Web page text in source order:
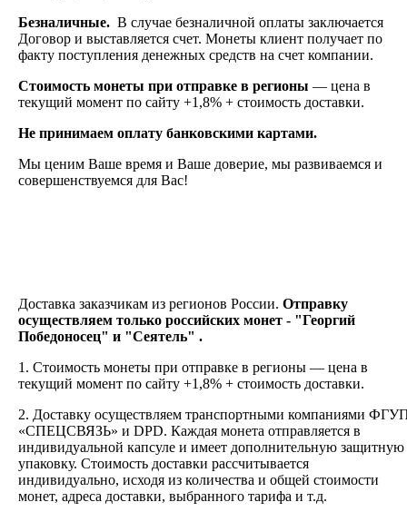
Безналичные. В случае безналичной оплаты заключается
Договор и выставляется счет. Монеты клиент получает по
факту поступления денежных средств на счет компании.
Стоимость монеты при отправке в регионы — цена в
текущий момент по сайту +1,8% + стоимость доставки.
Не принимаем оплату банковскими картами.
Мы ценим Ваше время и Ваше доверие, мы развиваемся и
совершенствуемся для Вас!
Доставка заказчикам из регионов России. Отправку
осуществляем только российских монет - "Георгий
Победоносец" и "Сеятель" .
1. Стоимость монеты при отправке в регионы — цена в
текущий момент по сайту +1,8% + стоимость доставки.
2. Доставку осуществляем транспортными компаниями
«СПЕЦСВЯЗЬ» и DPD. Каждая монета отправляется в
индивидуальной капсуле и имеет дополнительную защитную
упаковку. Стоимость доставки рассчитывается
индивидуально, исходя из количества и общей стоимости
монет, адреса доставки, выбранного тарифа и т.д.